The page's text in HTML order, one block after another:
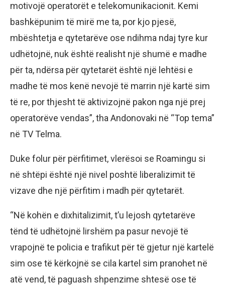
motivojë operatorët e telekomunikacionit. Kemi
bashkëpunim të mirë me ta, por kjo pjesë,
mbështetja e qytetarëve ose ndihma ndaj tyre kur
udhëtojnë, nuk është realisht një shumë e madhe
për ta, ndërsa për qytetarët është një lehtësi e
madhe të mos kenë nevojë të marrin një kartë sim
të re, por thjesht të aktivizojnë pakon nga një prej
operatorëve vendas”, tha Andonovaki në “Top tema”
në TV Telma.
Duke folur për përfitimet, vlerësoi se Roamingu si
në shtëpi është një nivel poshtë liberalizimit të
vizave dhe një përfitim i madh për qytetarët.
“Në kohën e dixhitalizimit, t’u lejosh qytetarëve
tënd të udhëtojnë lirshëm pa pasur nevojë të
vrapojnë te policia e trafikut për të gjetur një kartelë
sim ose të kërkojnë se cila kartel sim pranohet në
atë vend, të paguash shpenzime shtesë ose të